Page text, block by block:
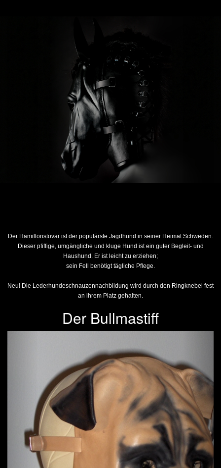
Der Hamiltonstövar ist der populärste Jagdhund in seiner Heimat Schweden.
Dieser pfiffige, umgängliche und kluge Hund ist ein guter Begleit- und
Haushund. Er ist leicht zu erziehen;
sein Fell benötigt tägliche Pflege.
Neu! Die Lederhundeschnauzennachbildung wird durch den Ringknebel fest
an ihrem Platz gehalten.
Der Bullmastiff